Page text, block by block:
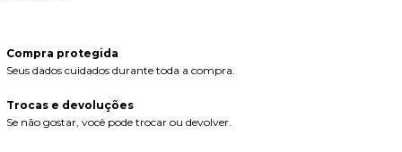
Compra protegida
Seus dados cuidados durante toda a compra.
Trocas e devoluções
Se não gostar, você pode trocar ou devolver.